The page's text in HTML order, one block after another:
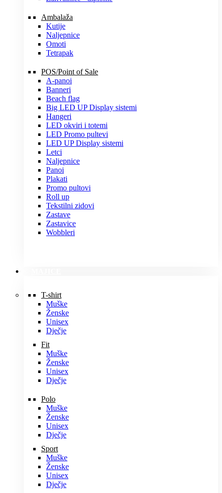
Ambalaža
Kutije
Naljepnice
Omoti
Tetrapak
POS/Point of Sale
A-panoi
Banneri
Beach flag
Big LED UP Display sistemi
Hangeri
LED okviri i totemi
LED Promo pultevi
LED UP Display sistemi
Letci
Naljepnice
Panoi
Plakati
Promo pultovi
Roll up
Tekstilni zidovi
Zastave
Zastavice
Wobbleri
T-shirt
Muške
Ženske
Unisex
Dječje
Fit
Muške
Ženske
Unisex
Dječje
Polo
Muške
Ženske
Unisex
Dječje
Sport
Muške
Ženske
Unisex
Dječje